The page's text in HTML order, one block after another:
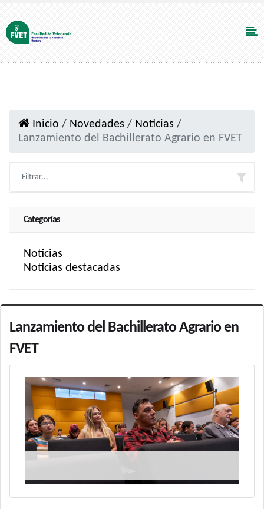
Inicio / Novedades / Noticias /
Lanzamiento del Bachillerato Agrario en FVET
Categorías
Noticias
Noticias destacadas
Lanzamiento del Bachillerato Agrario en
FVET